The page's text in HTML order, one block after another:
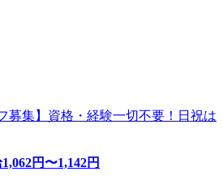
募集】資格・経験一切不要！日祝は
1,062円〜1,142円